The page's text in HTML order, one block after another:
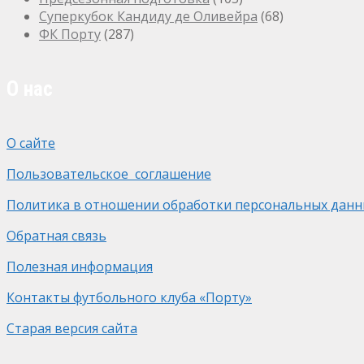
Суперкубок Кандиду де Оливейра (68)
ФК Порту(287)
О сайте
Пользовательское соглашение
Политика в отношении обработки персональных
Обратная связь
Полезная информация
Контакты футбольного клуба «Порту»
Старая версия сайта